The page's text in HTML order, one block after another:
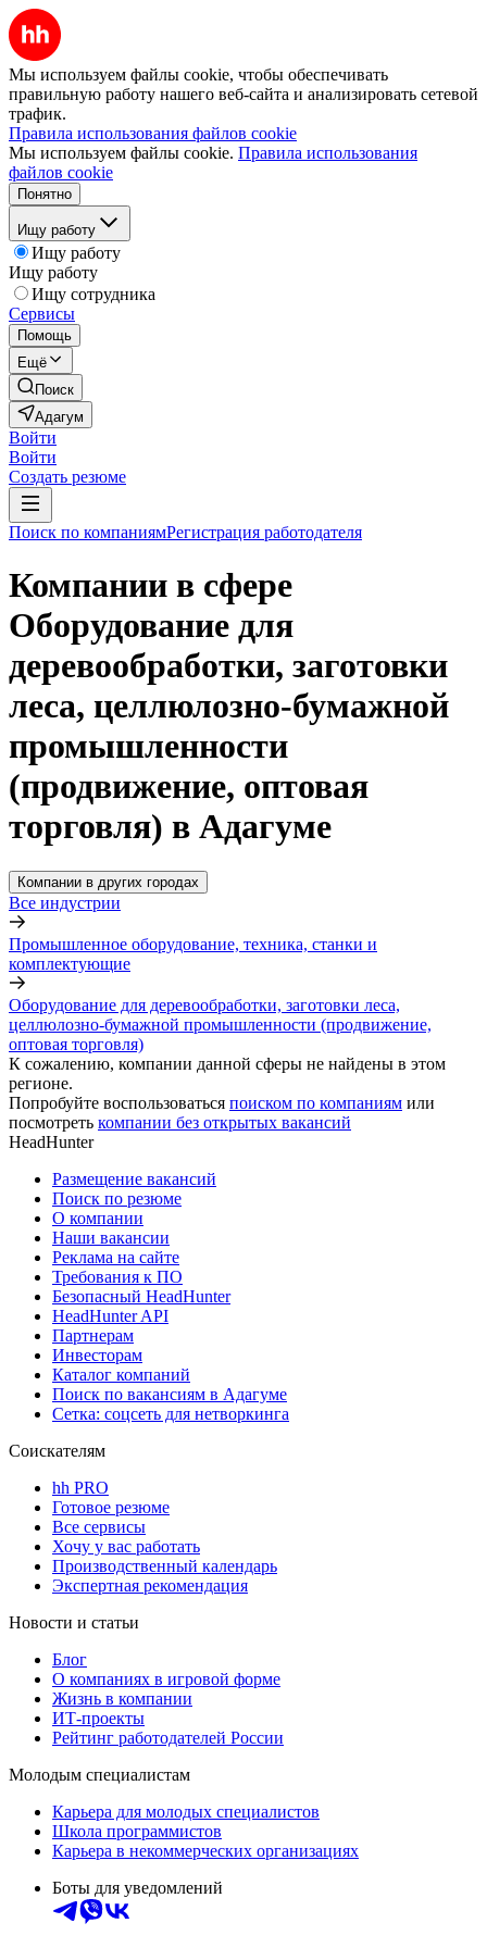
Мы используем файлы cookie, чтобы обеспечивать
правильную работу нашего веб-сайта и анализировать сетевой
трафик.
Правила использования файлов cookie
Мы используем файлы cookie. Правила использования
файлов cookie
Понятно
Ищу работу
Ищу работу
Ищу работу
Ищу сотрудника
Сервисы
Помощь
Ещё
Поиск
Адагум
Войти
Войти
Создать резюме
Поиск по компаниямРегистрация работодателя
Компании в сфере
Оборудование для
деревообработки, заготовки
леса, целлюлозно-бумажной
промышленности
(продвижение, оптовая
торговля) в Адагуме
Компании в других городах
Все индустрии
Промышленное оборудование, техника, станки и
комплектующие
Оборудование для деревообработки, заготовки леса,
целлюлозно-бумажной промышленности (продвижение,
оптовая торговля)
К сожалению, компании данной сферы не найдены в этом
регионе.
Попробуйте воспользоваться поиском по компаниям или
посмотреть компании без открытых вакансий
HeadHunter
Размещение вакансий
Поиск по резюме
О компании
Наши вакансии
Реклама на сайте
Требования к ПО
Безопасный HeadHunter
HeadHunter API
Партнерам
Инвесторам
Каталог компаний
Поиск по вакансиям в Адагуме
Сетка: соцсеть для нетворкинга
Соискателям
hh PRO
Готовое резюме
Все сервисы
Хочу у вас работать
Производственный календарь
Экспертная рекомендация
Новости и статьи
Блог
О компаниях в игровой форме
Жизнь в компании
ИТ-проекты
Рейтинг работодателей России
Молодым специалистам
Карьера для молодых специалистов
Школа программистов
Карьера в некоммерческих организациях
Боты для уведомлений